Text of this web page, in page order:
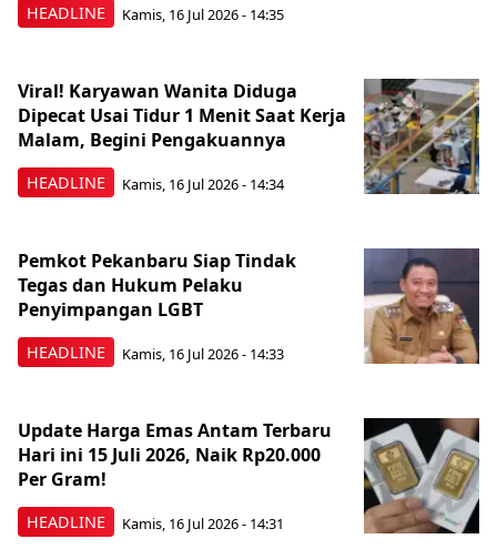
HEADLINE Kamis, 16 Jul 2026 - 14:35
HEADLINE
Viral! Karyawan Wanita Diduga
Dipecat Usai Tidur 1 Menit Saat Kerja
Malam, Begini Pengakuannya
Kamis, 16 Jul 2026 - 14:34
HEADLINE
Pemkot Pekanbaru Siap Tindak
Tegas dan Hukum Pelaku
Penyimpangan LGBT
Kamis, 16 Jul 2026 - 14:33
HEADLINE
Update Harga Emas Antam Terbaru
Hari ini 15 Juli 2026, Naik Rp20.000
Per Gram!
Kamis, 16 Jul 2026 - 14:31